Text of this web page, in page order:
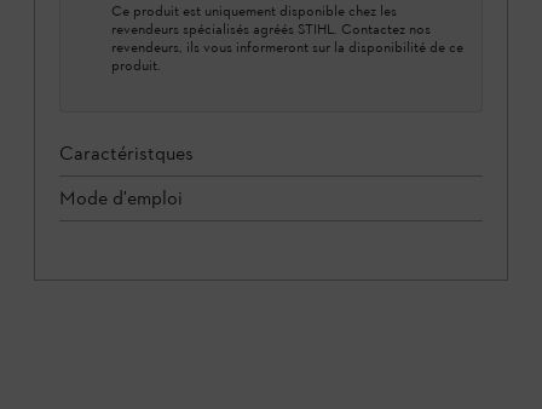
Ce produit est uniquement disponible chez les
revendeurs spécialisés agréés STIHL. Contactez nos
revendeurs, ils vous informeront sur la disponibilité de ce
produit.
Caractéristques
Mode d'emploi